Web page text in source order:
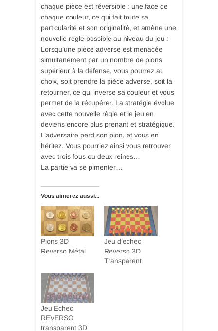
chaque pièce est réversible : une face de
chaque couleur, ce qui fait toute sa
particularité et son originalité, et amène une
nouvelle règle possible au niveau du jeu :
Lorsqu’une pièce adverse est menacée
simultanément par un nombre de pions
supérieur à la défense, vous pourrez au
choix, soit prendre la pièce adverse, soit la
retourner, ce qui inverse sa couleur et vous
permet de la récupérer. La stratégie évolue
avec cette nouvelle règle et le jeu en
deviens encore plus prenant et stratégique.
L’adversaire perd son pion, et vous en
héritez. Vous pourriez ainsi vous retrouver
avec trois fous ou deux reines…
La partie va se pimenter…
Vous aimerez aussi...
Pions 3D
Reverso Métal
Jeu d’echec
Reverso 3D
Transparent
Jeu Echec
REVERSO
transparent 3D